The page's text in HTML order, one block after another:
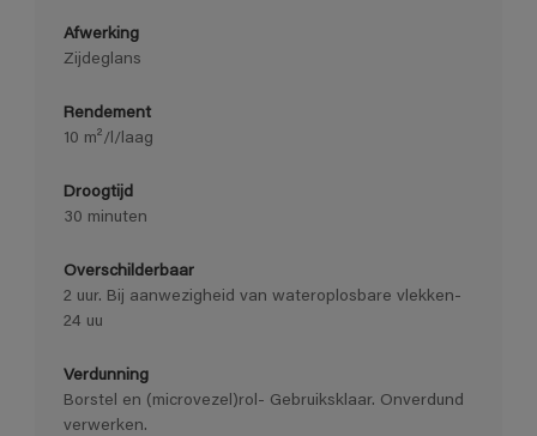
Afwerking
Zijdeglans
Rendement
10 m²/l/laag
Droogtijd
30 minuten
Overschilderbaar
2 uur. Bij aanwezigheid van wateroplosbare vlekken-
24 uu
Verdunning
Borstel en (microvezel)rol- Gebruiksklaar. Onverdund
verwerken.